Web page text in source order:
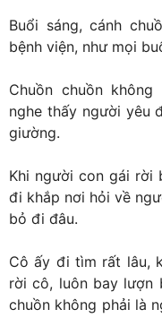
Buổi sáng, cánh
bệnh viện, như mọi
Chuồn chuồn
nghe thấy người yêu
giường.
Khi người con gái rời
đi khắp nơi hỏi về
bỏ đi đâu.
Cô ấy đi tìm rất lâu,
rời cô, luôn bay lượn
chuồn không phải là